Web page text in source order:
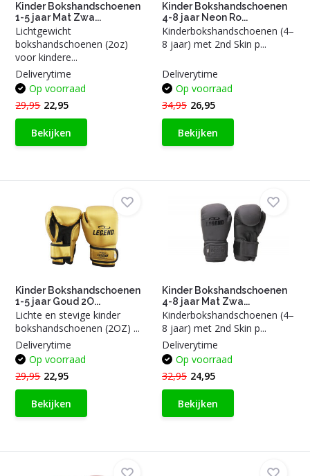
Kinder Bokshandschoenen
1-5 jaar Mat Zwa...
Lichtgewicht
bokshandschoenen (2oz)
voor kindere...
Deliverytime
Op voorraad
29,95 22,95
Bekijken
Kinder Bokshandschoenen
4-8 jaar Neon Ro...
Kinderbokshandschoenen (4–
8 jaar) met 2nd Skin p...
Deliverytime
Op voorraad
34,95 26,95
Bekijken
Kinder Bokshandschoenen
1-5 jaar Goud 2O...
Lichte en stevige kinder
bokshandschoenen (2OZ) ...
Deliverytime
Op voorraad
29,95 22,95
Bekijken
Kinder Bokshandschoenen
4-8 jaar Mat Zwa...
Kinderbokshandschoenen (4–
8 jaar) met 2nd Skin p...
Deliverytime
Op voorraad
32,95 24,95
Bekijken